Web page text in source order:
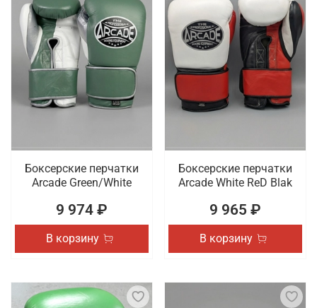
Боксерские перчатки
Arcade Green/White
9 974 ₽
В корзину
Боксерские перчатки
Arcade White ReD Blak
9 965 ₽
В корзину